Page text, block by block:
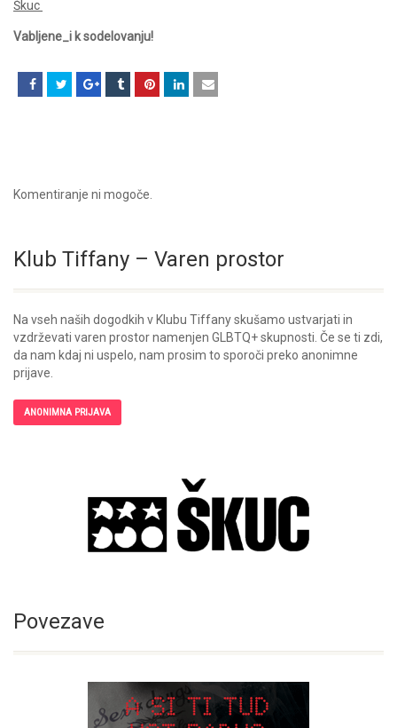
Škuc
Vabljene_i k sodelovanju!
Komentiranje ni mogoče.
Klub Tiffany – Varen prostor
Na vseh naših dogodkih v Klubu Tiffany skušamo ustvarjati in
vzdrževati varen prostor namenjen GLBTQ+ skupnosti. Če se ti zdi,
da nam kdaj ni uspelo, nam prosim to sporoči preko anonimne
prijave.
ANONIMNA PRIJAVA
Povezave